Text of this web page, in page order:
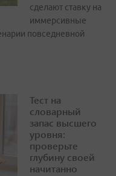
сделают ставку на
иммерсивные
повседневной
Тест на
словарный
запас высшего
уровня:
проверьте
глубину своей
начитанно